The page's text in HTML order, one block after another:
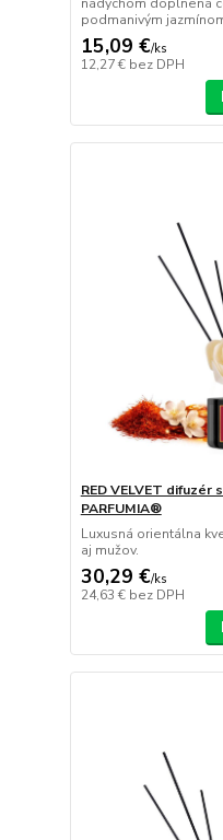
podmanivým
15,09 €/ks
12,27 € bez DPH
RED VELVET difuzér
PARFUMIA®
Luxusná orientálna
aj mužov.
30,29 €/ks
24,63 € bez DPH